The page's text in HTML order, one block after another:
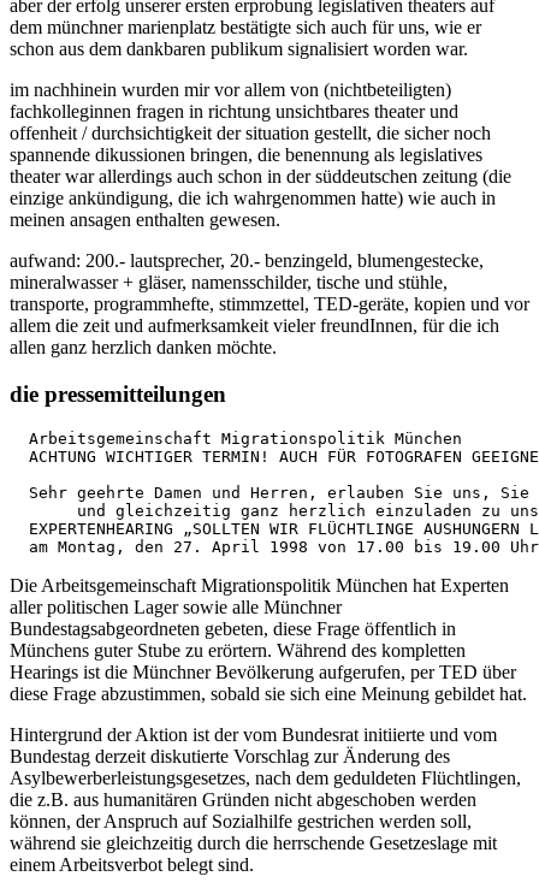
aber der erfolg unserer ersten erprobung legislativen theaters auf
dem münchner marienplatz bestätigte sich auch für uns, wie er
schon aus dem dankbaren publikum signalisiert worden war.
im nachhinein wurden mir vor allem von (nichtbeteiligten)
fachkolleginnen fragen in richtung unsichtbares theater und
offenheit / durchsichtigkeit der situation gestellt, die sicher noch
spannende dikussionen bringen, die benennung als legislatives
theater war allerdings auch schon in der süddeutschen zeitung (die
einzige ankündigung, die ich wahrgenommen hatte) wie auch in
meinen ansagen enthalten gewesen.
aufwand: 200.- lautsprecher, 20.- benzingeld, blumengestecke,
mineralwasser + gläser, namensschilder, tische und stühle,
transporte, programmhefte, stimmzettel, TED-geräte, kopien und vor
allem die zeit und aufmerksamkeit vieler freundInnen, für die ich
allen ganz herzlich danken möchte.
die pressemitteilungen
  Arbeitsgemeinschaft Migrationspolitik München
ACHTUNG WICHTIGER TERMIN! AUCH FÜR FOTOGRAFEN
Sehr geehrte Damen und Herren, erlauben Sie uns,
und gleichzeitig ganz herzlich einzuladen zu
EXPERTENHEARING „SOLLTEN WIR FLÜCHTLINGE AUSHUNGERN
am Montag, den 27. April 1998 von 17.00 bis 19.00
Die Arbeitsgemeinschaft Migrationspolitik München hat Experten
aller politischen Lager sowie alle Münchner
Bundestagsabgeordneten gebeten, diese Frage öffentlich in
Münchens guter Stube zu erörtern. Während des kompletten
Hearings ist die Münchner Bevölkerung aufgerufen, per TED über
diese Frage abzustimmen, sobald sie sich eine Meinung gebildet hat.
Hintergrund der Aktion ist der vom Bundesrat initiierte und vom
Bundestag derzeit diskutierte Vorschlag zur Änderung des
Asylbewerberleistungsgesetzes, nach dem geduldeten Flüchtlingen,
die z.B. aus humanitären Gründen nicht abgeschoben werden
können, der Anspruch auf Sozialhilfe gestrichen werden soll,
während sie gleichzeitig durch die herrschende Gesetzeslage mit
einem Arbeitsverbot belegt sind.